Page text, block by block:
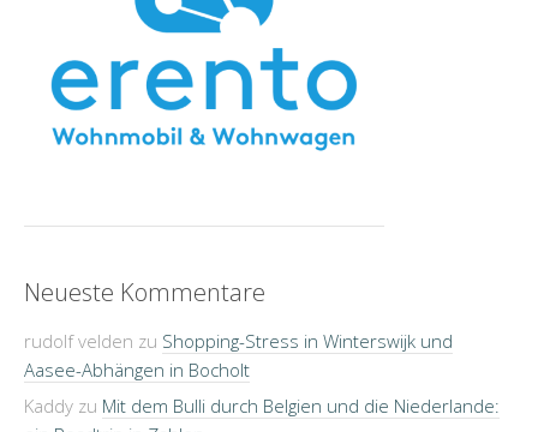
Neueste Kommentare
rudolf velden zu Shopping-Stress in Winterswijk und
Aasee-Abhängen in Bocholt
Kaddy zu Mit dem Bulli durch Belgien und die Niederlande: